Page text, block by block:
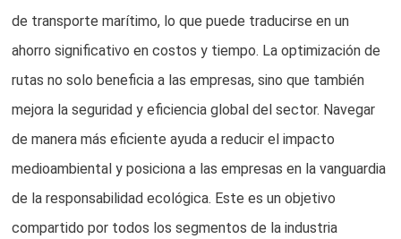
de transporte marítimo, lo que puede traducirse en un
ahorro significativo en costos y tiempo. La optimización de
rutas no solo beneficia a las empresas, sino que también
mejora la seguridad y eficiencia global del sector. Navegar
de manera más eficiente ayuda a reducir el impacto
medioambiental y posiciona a las empresas en la vanguardia
de la responsabilidad ecológica. Este es un objetivo
compartido por todos los segmentos de la industria